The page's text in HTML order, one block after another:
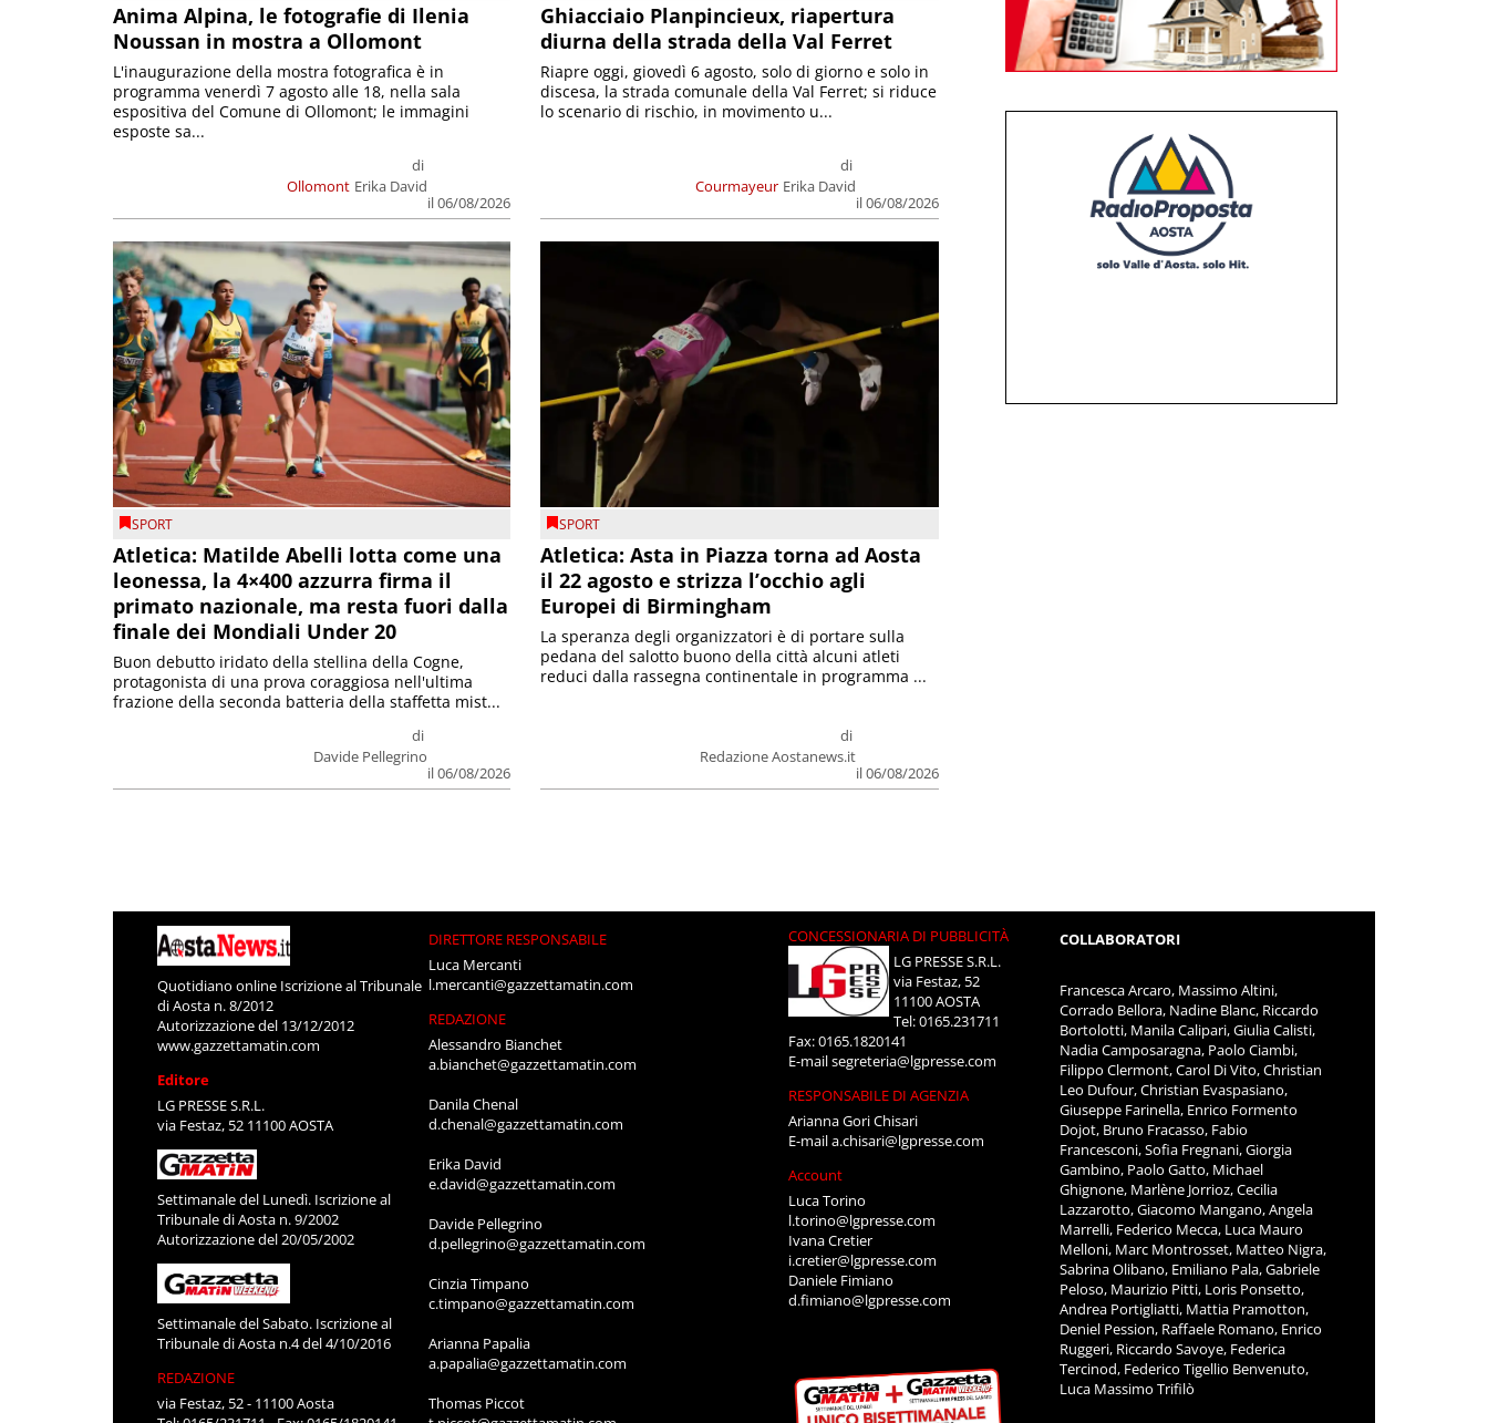
Anima Alpina, le fotografie di Ilenia
Noussan in mostra a Ollomont
Ollomont
di
Erika David
il 06/08/2026
L'inaugurazione della mostra fotografica è in
programma venerdì 7 agosto alle 18, nella sala
espositiva del Comune di Ollomont; le immagini
esposte sa...
Ghiacciaio Planpincieux, riapertura
diurna della strada della Val Ferret
Courmayeur
di
Erika David
il 06/08/2026
Riapre oggi, giovedì 6 agosto, solo di giorno e solo in
discesa, la strada comunale della Val Ferret; si riduce
lo scenario di rischio, in movimento u...
SPORT
Atletica: Matilde Abelli lotta come una
leonessa, la 4×400 azzurra firma il
primato nazionale, ma resta fuori dalla
finale dei Mondiali Under 20
di
Davide Pellegrino
il 06/08/2026
Buon debutto iridato della stellina della Cogne,
protagonista di una prova coraggiosa nell'ultima
frazione della seconda batteria della staffetta mist...
SPORT
Atletica: Asta in Piazza torna ad Aosta
il 22 agosto e strizza l’occhio agli
Europei di Birmingham
di
Redazione Aostanews.it
il 06/08/2026
La speranza degli organizzatori è di portare sulla
pedana del salotto buono della città alcuni atleti
reduci dalla rassegna continentale in programma ...
Quotidiano online Iscrizione al Tribunale
di Aosta n. 8/2012
Autorizzazione del 13/12/2012
www.gazzettamatin.com
Editore
LG PRESSE S.R.L.
via Festaz, 52 11100 AOSTA
Settimanale del Lunedì. Iscrizione al
Tribunale di Aosta n. 9/2002
Autorizzazione del 20/05/2002
Settimanale del Sabato. Iscrizione al
Tribunale di Aosta n.4 del 4/10/2016
REDAZIONE
via Festaz, 52 - 11100 Aosta
DIRETTORE RESPONSABILE
Luca Mercanti
l.mercanti@gazzettamatin.com
REDAZIONE
Alessandro Bianchet
a.bianchet@gazzettamatin.com
Danila Chenal
d.chenal@gazzettamatin.com
Erika David
e.david@gazzettamatin.com
Davide Pellegrino
d.pellegrino@gazzettamatin.com
Cinzia Timpano
c.timpano@gazzettamatin.com
Arianna Papalia
a.papalia@gazzettamatin.com
Thomas Piccot
CONCESSIONARIA DI PUBBLICITÀ
LG PRESSE S.R.L.
via Festaz, 52
11100 AOSTA
Tel: 0165.231711
Fax: 0165.1820141
E-mailsegreteria@lgpresse.com
RESPONSABILE DI AGENZIA
Arianna Gori Chisari
E-maila.chisari@lgpresse.com
Account
Luca Torino
l.torino@lgpresse.com
Ivana Cretier
i.cretier@lgpresse.com
Daniele Fimiano
d.fimiano@lgpresse.com
COLLABORATORI
Francesca Arcaro, Massimo Altini,
Corrado Bellora, Nadine Blanc, Riccardo
Bortolotti, Manila Calipari, Giulia Calisti,
Nadia Camposaragna, Paolo Ciambi,
Filippo Clermont, Carol Di Vito, Christian
Leo Dufour, Christian Evaspasiano,
Giuseppe Farinella, Enrico Formento
Dojot, Bruno Fracasso, Fabio
Francesconi, Sofia Fregnani, Giorgia
Gambino, Paolo Gatto, Michael
Ghignone, Marlène Jorrioz, Cecilia
Lazzarotto, Giacomo Mangano, Angela
Marrelli, Federico Mecca, Luca Mauro
Melloni, Marc Montrosset, Matteo Nigra,
Sabrina Olibano, Emiliano Pala, Gabriele
Peloso, Maurizio Pitti, Loris Ponsetto,
Andrea Portigliatti, Mattia Pramotton,
Deniel Pession, Raffaele Romano, Enrico
Ruggeri, Riccardo Savoye, Federica
Tercinod, Federico Tigellio Benvenuto,
Luca Massimo Trifilò